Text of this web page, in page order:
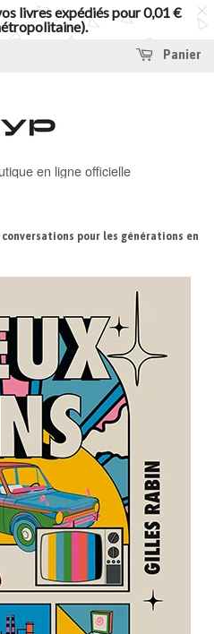
Panier
en ligne officielle
pour les générations en
livres expédiés pour 0,01 €